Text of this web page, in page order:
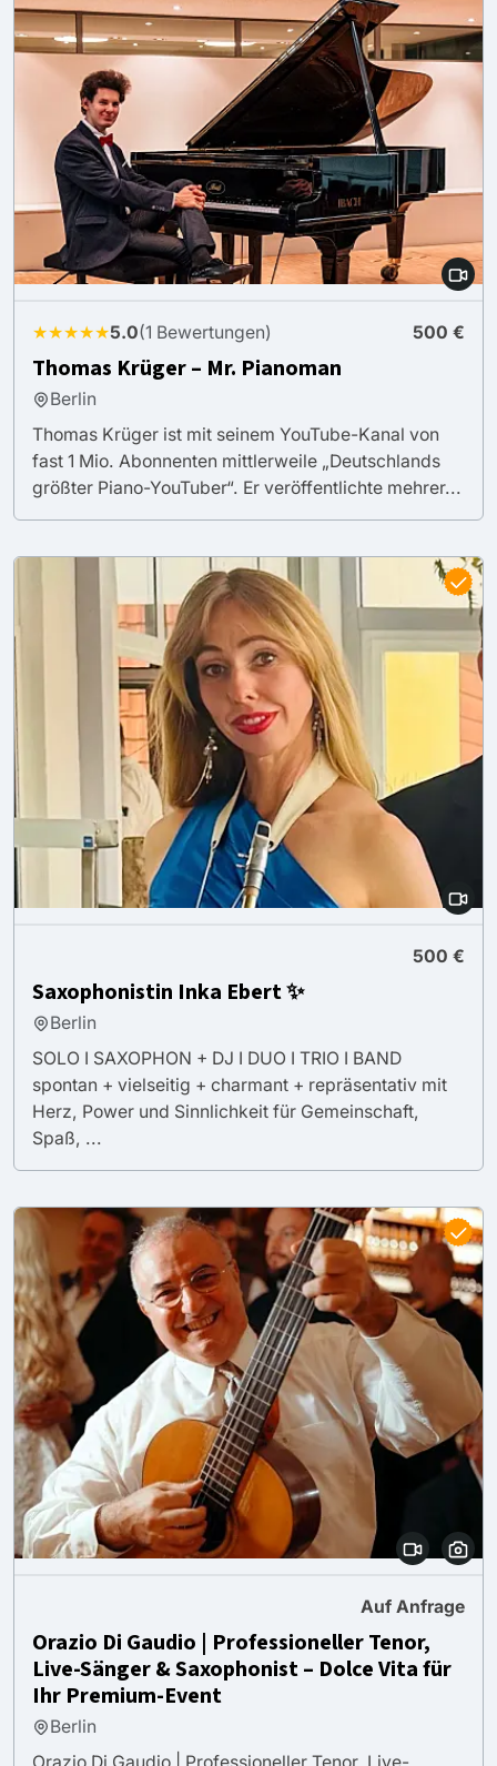
★★★★★5.0(1 Bewertungen) 500 €
Thomas Krüger – Mr. Pianoman
Berlin
Thomas Krüger ist mit seinem YouTube-Kanal von
fast 1 Mio. Abonnenten mittlerweile „Deutschlands
größter Piano-YouTuber“. Er veröffentlichte mehrer...
500 €
Saxophonistin Inka Ebert ✨
Berlin
SOLO I SAXOPHON + DJ I DUO I TRIO I BAND
spontan + vielseitig + charmant + repräsentativ mit
Herz, Power und Sinnlichkeit für Gemeinschaft,
Spaß, ...
Auf Anfrage
Orazio Di Gaudio | Professioneller Tenor,
Live-Sänger & Saxophonist – Dolce Vita für
Ihr Premium-Event
Berlin